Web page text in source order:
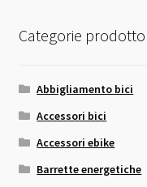
Categorie prodotto
Abbigliamento bici
Accessori bici
Accessori ebike
Barrette energetiche